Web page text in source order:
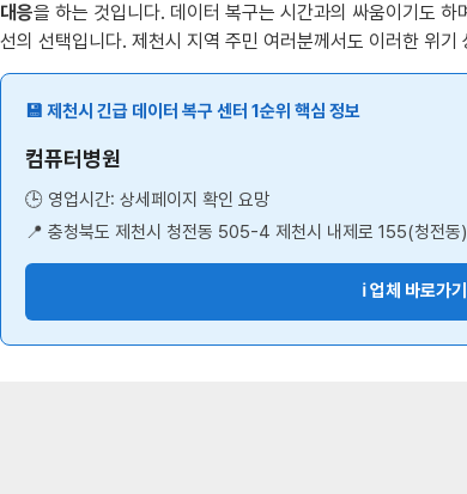
대응을 하는 것입니다. 데이터 복구는 시간과의 싸움이기도
선의 선택입니다. 제천시 지역 주민 여러분께서도 이러한 위
💾 제천시 긴급 데이터 복구 센터 1순위 핵심 정보
컴퓨터병원
🕒 영업시간: 상세페이지 확인 요망
📍 충청북도 제천시 청전동 505-4 제천시 내제로 155(청전동)
ℹ️ 업체 바로가기